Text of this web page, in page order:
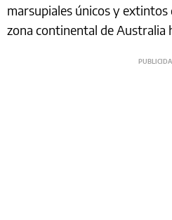
marsupiales únicos y extintos
zona continental de Australia